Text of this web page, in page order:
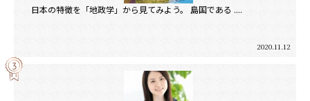
日本の特徴を「地政学」から見てみよう。 島国である ....
2020.11.12